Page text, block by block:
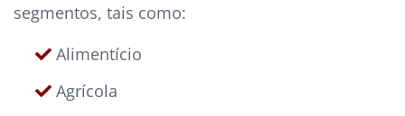
segmentos, tais como:
Alimentício
Agrícola